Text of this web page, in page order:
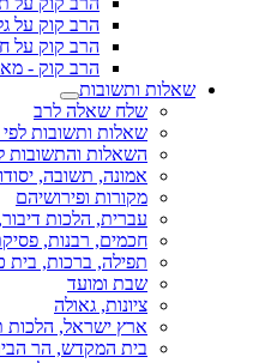
הרב קוק על
הרב קוק על
הרב קוק -
שאלות ותשובות
שלח שאלה לרב
שאלות ותשובות לפי
השאלות והתשובות
אמונה, תשובה,
מקורות ופירושיהם
עברית, הלכות
חכמים, רבנות,
תפילה, ברכות, בית
שבת ומועד
ציונות, גאולה
ארץ ישראל, הלכות
בית המקדש, הר